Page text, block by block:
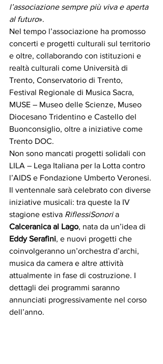
l’associazione sempre più viva e aperta
al futuro».
Nel tempo l’associazione ha promosso
concerti e progetti culturali sul territorio
e oltre, collaborando con istituzioni e
realtà culturali come Università di
Trento, Conservatorio di Trento,
Festival Regionale di Musica Sacra,
MUSE – Museo delle Scienze, Museo
Diocesano Tridentino e Castello del
Buonconsiglio, oltre a iniziative come
Trento DOC.
Non sono mancati progetti solidali con
LILA – Lega Italiana per la Lotta contro
l’AIDS e Fondazione Umberto Veronesi.
Il ventennale sarà celebrato con diverse
iniziative musicali: tra queste la IV
stagione estiva RiflessiSonori a
Calceranica al Lago, nata da un’idea di
Eddy Serafini, e nuovi progetti che
coinvolgeranno un’orchestra d’archi,
musica da camera e altre attività
attualmente in fase di costruzione. I
dettagli dei programmi saranno
annunciati progressivamente nel corso
dell’anno.